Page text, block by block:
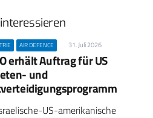
AIR DEFENCE 31. Juli 2026
erhält Auftrag für US
und
US-amerikanische